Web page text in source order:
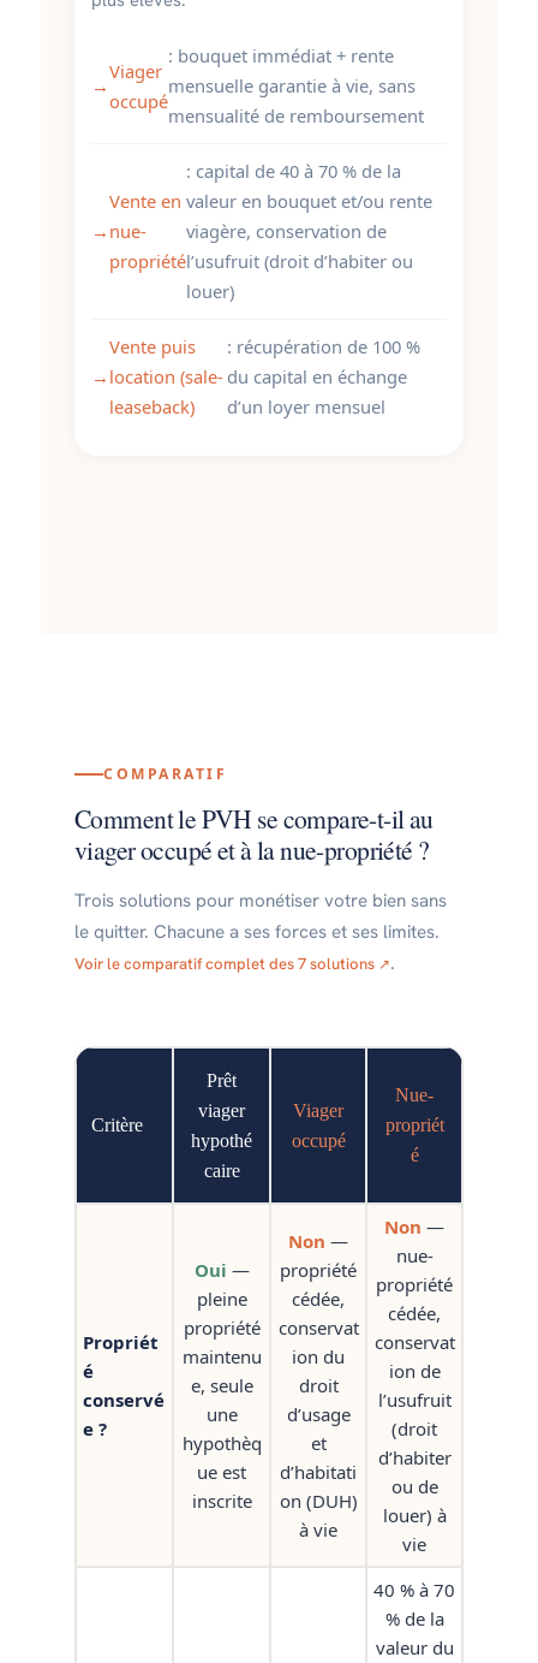
→
Viager
occupé
: bouquet immédiat + rente
mensuelle garantie à vie, sans
mensualité de remboursement
→
Vente en
nue-
propriété
: capital de 40 à 70 % de la
valeur en bouquet et/ou rente
viagère, conservation de
l’usufruit (droit d’habiter ou
louer)
→
Vente puis
location (sale-
leaseback)
: récupération de 100 %
du capital en échange
d’un loyer mensuel
COMPARATIF
Comment le PVH se compare-t-il au
viager occupé et à la nue-propriété ?
Trois solutions pour monétiser votre bien sans
le quitter. Chacune a ses forces et ses limites.
Voir le comparatif complet des 7 solutions .
Critère
Prêt
viager
hypothé
caire
Viager
occupé
Nue-
propriét
é
Propriét
é
conservé
e ?
Oui —
pleine
propriété
maintenu
e, seule
une
hypothèq
ue est
inscrite
Non —
propriété
cédée,
conservat
ion du
droit
d’usage
et
d’habitati
on (DUH)
à vie
Non —
nue-
propriété
cédée,
conservat
ion de
l’usufruit
(droit
d’habiter
ou de
louer) à
vie
40 % à 70
% de la
valeur du